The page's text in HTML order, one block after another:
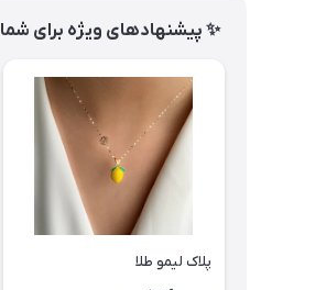
✨ پیشنهادهای ویژه برای شما
پلاک لیمو طلا